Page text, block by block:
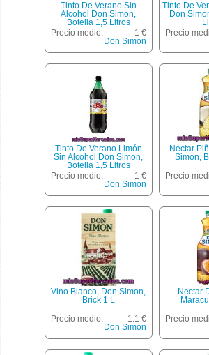
Tinto De Verano Sin
Alcohol Don Simon,
Botella 1,5 Litros
Precio medio:
1 €
Don Simon
Tinto De
Don
Precio
Tinto De Verano Limón
Sin Alcohol Don Simon,
Botella 1,5 Litros
Precio medio:
1 €
Don Simon
Nectar
Simon,
Precio
Vino Blanco, Don Simon,
Brick 1 L
Precio medio:
1.1 €
Don Simon
Nectar
Precio